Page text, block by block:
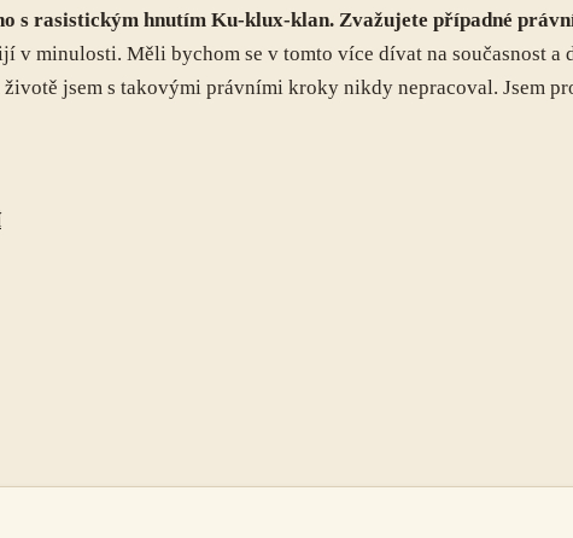
s rasistickým hnutím Ku-klux-klan. Zvažujete případné
minulosti. Měli bychom se v tomto více dívat na současnost
jsem s takovými právními kroky nikdy nepracoval. Jsem